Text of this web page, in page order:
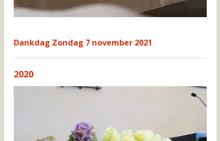
Dankdag Zondag 7 november 2021
2020